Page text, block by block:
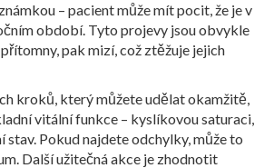
– pacient může mít pocit, že je v
období. Tyto projevy jsou obvykle
pak mizí, což ztěžuje jejich
kroků, který můžete udělat okamžitě,
vitální funkce – kyslíkovou saturaci,
stav. Pokud najdete odchylky, může to
Další užitečná akce je zhodnotit